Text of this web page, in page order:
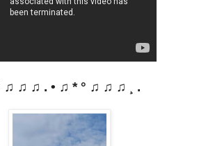
♫ ♫ ♫ . • ♫ * ° ♫ ♫ ♫ ¸ .